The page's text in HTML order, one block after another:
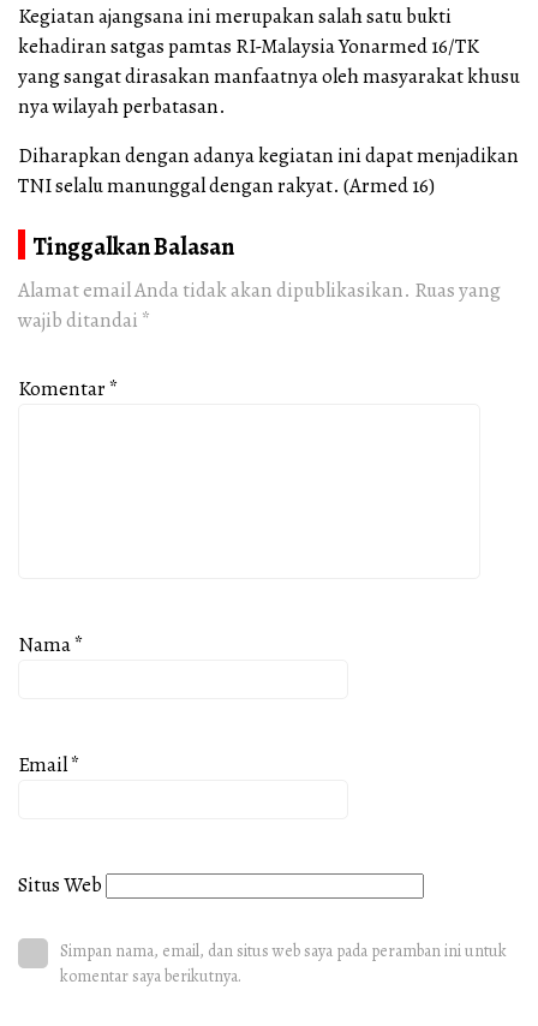
Kegiatan ajangsana ini merupakan salah satu bukti
kehadiran satgas pamtas RI-Malaysia Yonarmed 16/TK
yang sangat dirasakan manfaatnya oleh masyarakat khusu
nya wilayah perbatasan.
Diharapkan dengan adanya kegiatan ini dapat menjadikan
TNI selalu manunggal dengan rakyat. (Armed 16)
Tinggalkan Balasan
Alamat email Anda tidak akan dipublikasikan. Ruas yang
wajib ditandai *
Komentar*
Nama*
Email*
Situs Web
Simpan nama, email, dan situs web saya pada peramban ini untuk
komentar saya berikutnya.